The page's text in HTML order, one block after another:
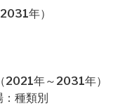
年）
2021年～2031年）
種類別